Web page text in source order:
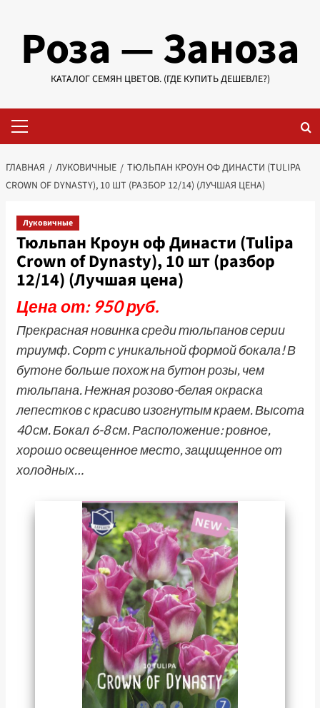
содержимому
Роза — Заноза
КАТАЛОГ СЕМЯН ЦВЕТОВ. (ГДЕ КУПИТЬ ДЕШЕВЛЕ?)
меню
ГЛАВНАЯ ЛУКОВИЧНЫЕ
ТЮЛЬПАН КРОУН ОФ ДИНАСТИ (TULIPA
CROWN OF DYNASTY), 10 ШТ (РАЗБОР 12/14) (ЛУЧШАЯ ЦЕНА)
Луковичные
Тюльпан Кроун оф Династи (Tulipa
Crown of Dynasty), 10 шт (разбор
12/14) (Лучшая цена)
Цена от: 950 руб.
Прекрасная новинка среди тюльпанов серии
триумф. Сорт с уникальной формой бокала! В
бутоне больше похож на бутон розы, чем
тюльпана. Нежная розово-белая окраска
лепестков с красиво изогнутым краем. Высота
40 см. Бокал 6-8 см. Расположение: ровное,
хорошо освещенное место, защищенное от
холодных…